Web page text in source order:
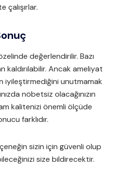
çalışırlar.
değerlendirilir. Bazı
Ancak ameliyat
iyileştirmediğini unutmamak
nöbetsiz olacağınızın
kalitenizi önemli ölçüde
farklıdır.
sizin için güvenli olup
size bildirecektir.